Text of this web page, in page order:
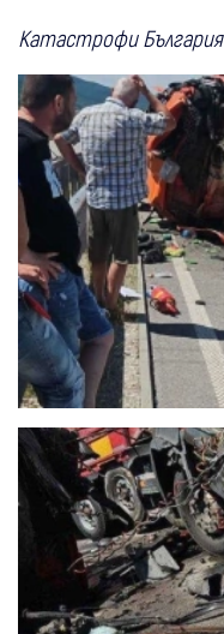
Катастрофи България